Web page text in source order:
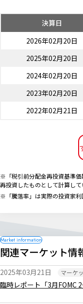
決算日
2026年02月20日
2025年02月20日
2024年02月20日
2023年02月20日
2022年02月21日
※「税引前分配金再投資基準
再投資したものとして計算して
※「騰落率」は実際の投資家利
関連マーケット情
臨時レポート「3月FOMC
2025年03月21日 マーケ